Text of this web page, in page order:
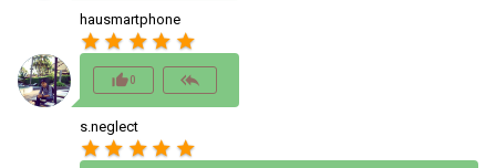
hausmartphone
star star star star star
thumb_up_alt0 reply_all
s.neglect
star star star star star